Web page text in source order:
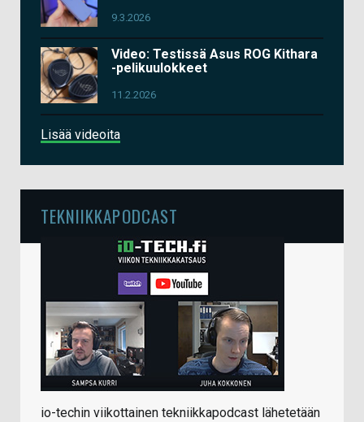
9.3.2026
Video: Testissä Asus ROG Kithara
-pelikuulokkeet
11.2.2026
Lisää videoita
TEKNIIKKAPODCAST
io-techin viikottainen tekniikkapodcast lähetetään